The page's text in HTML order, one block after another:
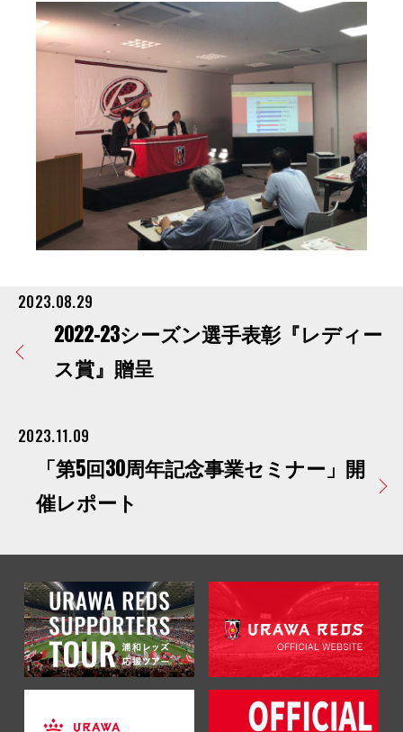
2023.08.29
2022-23シーズン選手表彰『レディー
ス賞』贈呈
2023.11.09
「第5回30周年記念事業セミナー」開
催レポート